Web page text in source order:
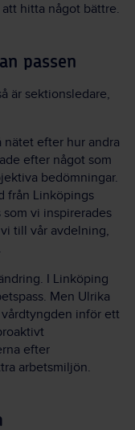
hitta något bättre.
passen
är sektionsledare,
efter hur andra
efter något som
bedömningar.
från Linköpings
vi inspirerades
till vår avdelning,
I Linköping
Men Ulrika
inför ett
efter
arbetsmiljön.